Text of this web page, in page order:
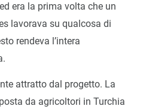
era la prima volta che un
lavorava su qualcosa di
rendeva l’intera
attratto dal progetto. La
da agricoltori in Turchia